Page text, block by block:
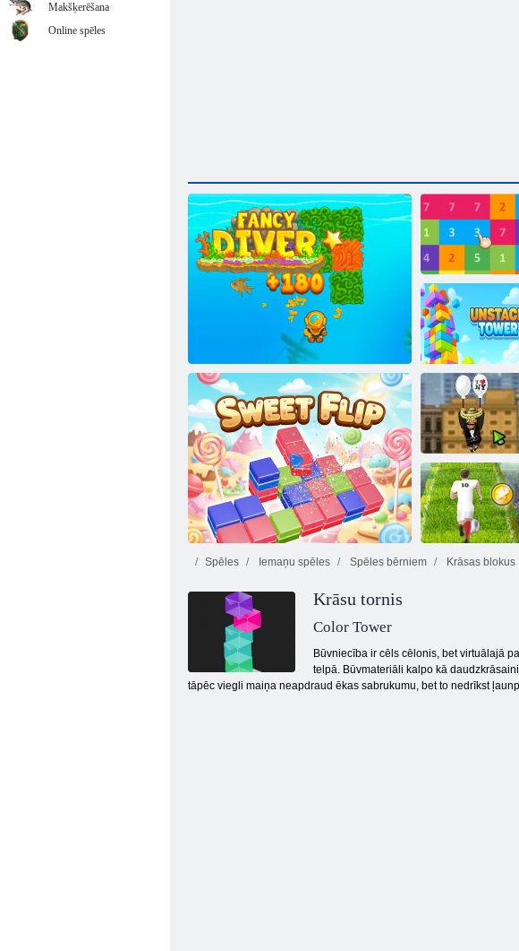
Fancy nirējs
Apvienot 10
Atkausēt torni
Amigo Pancho
2: Ņujorkas
ballīte
Spēles Iemaņu spēles Spēles bērniem Krāsas blokus
Krāsu tornis
Color Tower
Būvniecība ir cēls cēlonis, bet virtuālajā
telpā. Būvmateriāli kalpo kā
tāpēc viegli maiņa neapdraud ēkas sabrukumu, bet to nedrīkst
Makšķerēšana
Online spēles